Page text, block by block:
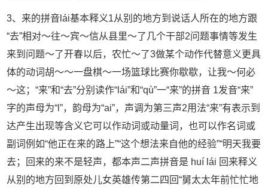
3、来的拼音lái基本释义1从别的地方到说话人所在的地方跟
“去”相对～往～宾～信从县里～了几个干部2问题事情等发生
来到问题～了开春以后，农忙～了3做某个动作代替意义更具
体的动词胡～～一盘棋～一场篮球比赛你歇歇，让我～何必
～这；“来”和“去”分别读作“lái”和“qù”一“来”的拼音 1发音“来”
字的声母为“l”，韵母为“ai”，声调为第三声2用法“来”有表示到
达产生出现等含义它可以作动词或动量词，也可以作名词或
副词例如“他正在来的路上”“这个想法来自他的经验”“明天我要
去；回来的来不是轻声，都本声二声拼音是 huí lái 回来释义
从别的地方回到原处儿女英雄传第二四回“舅太太年前忙忙地